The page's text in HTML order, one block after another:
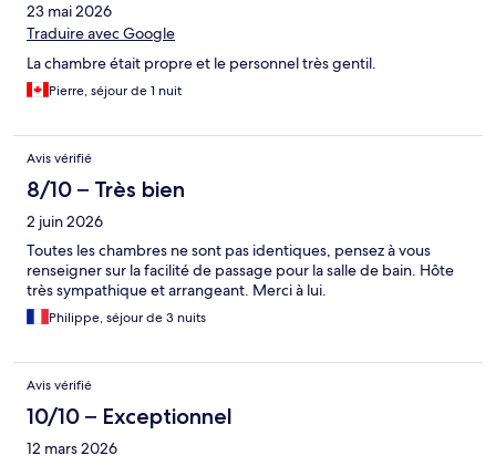
23 mai 2026
Traduire avec Google
La chambre était propre et le personnel très gentil.
Pierre, séjour de 1 nuit
Avis vérifié
8/10 – Très bien
2 juin 2026
Toutes les chambres ne sont pas identiques, pensez à vous
renseigner sur la facilité de passage pour la salle de bain. Hôte
très sympathique et arrangeant. Merci à lui.
Philippe, séjour de 3 nuits
Avis vérifié
10/10 – Exceptionnel
12 mars 2026